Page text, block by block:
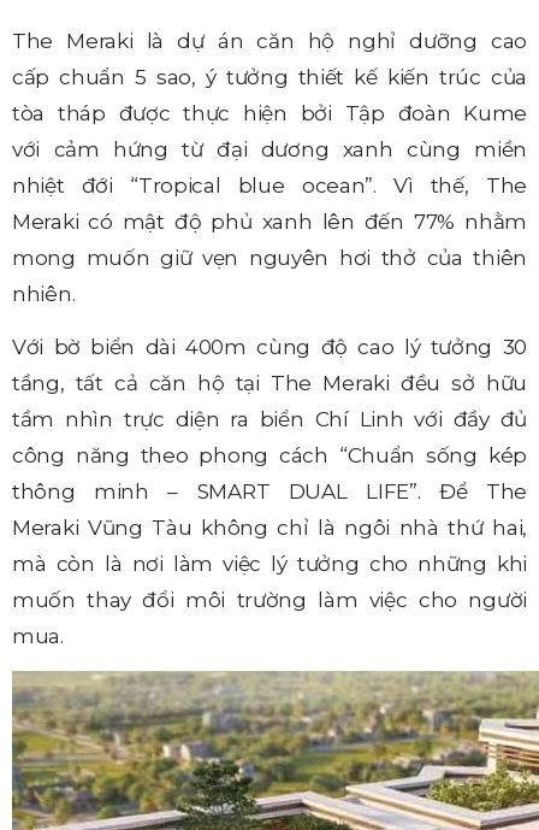
The Meraki là dự án căn hộ nghỉ dưỡng cao
cấp chuẩn 5 sao, ý tưởng thiết kế kiến trúc của
tòa tháp được thực hiện bởi Tập đoàn Kume
với cảm hứng từ đại dương xanh cùng miền
nhiệt đới “Tropical blue ocean”. Vì thế, The
Meraki có mật độ phủ xanh lên đến 77% nhằm
mong muốn giữ vẹn nguyên hơi thở của thiên
nhiên.
Với bờ biển dài 400m cùng độ cao lý tưởng 30
tầng, tất cả căn hộ tại The Meraki đều sở hữu
tầm nhìn trực diện ra biển Chí Linh với đầy đủ
công năng theo phong cách “Chuẩn sống kép
thông minh – SMART DUAL LIFE”. Để The
Meraki Vũng Tàu không chỉ là ngôi nhà thứ hai,
mà còn là nơi làm việc lý tưởng cho những khi
muốn thay đổi môi trường làm việc cho người
mua.